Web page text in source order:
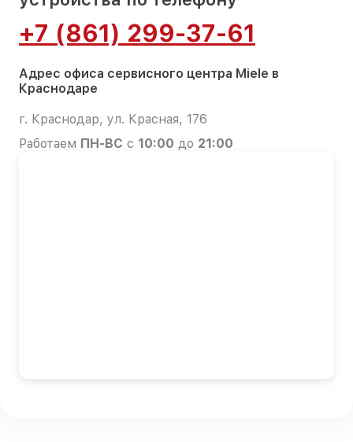
+7 (861) 299-37-61
Адрес офиса сервисного центра Miele в
Краснодаре
г. Краснодар, ул. Красная, 176
Работаем ПН-ВС с 10:00 до 21:00